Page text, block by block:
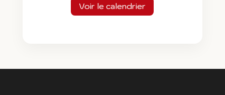
Voir le calendrier